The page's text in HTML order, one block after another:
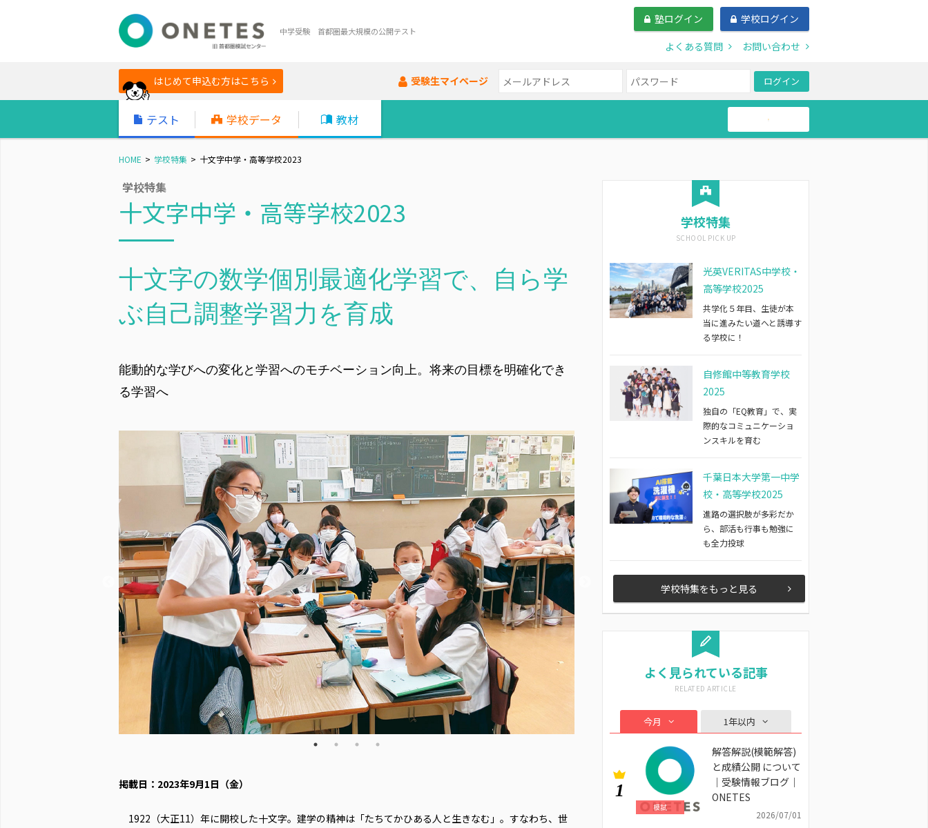
中学受験 首都圏最大規模の公開テスト
塾ログイン
学校ログイン
よくある質問
お問い合わせ
はじめて申込む方はこちら 受験生マイページ ログイン
テスト 学校データ 教材 帰国生
HOME 学校特集 十文字中学・高等学校2023
学校特集
十文字中学・高等学校2023
十文字の数学個別最適化学習で、自ら学
ぶ自己調整学習力を育成
能動的な学びへの変化と学習へのモチベーション向上。将来の目標を明確化でき
る学習へ
掲載日：2023年9月1日（金）
1922（大正11）年に開校した十文字。建学の精神は「たちてかひある人と生きなむ」。すなわち、世
学校特集
光英VERITAS中学校・
高等学校2025
共学化５年目、生徒が本
当に進みたい道へと誘導す
る学校に！
自修館中等教育学校
2025
独自の「EQ教育」で、実
際的なコミュニケーショ
ンスキルを育む
千葉日本大学第一中学
校・高等学校2025
進路の選択肢が多彩だか
ら、部活も行事も勉強に
も全力投球
学校特集をもっと見る
よく見られている記事
今月 1年以内
1
模試
解答解説(模範解答)
と成績公開 について
｜受験情報ブログ｜
ONETES
2026/07/01